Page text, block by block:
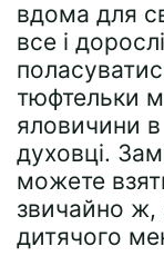
вдома для
все і
тюфтельки
яловичини
духовці.
можете
звичайно ж,
дитячого